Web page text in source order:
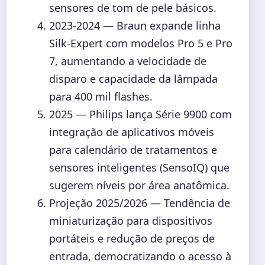
sensores de tom de pele básicos.
2023-2024 — Braun expande linha
Silk-Expert com modelos Pro 5 e Pro
7, aumentando a velocidade de
disparo e capacidade da lâmpada
para 400 mil flashes.
2025 — Philips lança Série 9900 com
integração de aplicativos móveis
para calendário de tratamentos e
sensores inteligentes (SensoIQ) que
sugerem níveis por área anatômica.
Projeção 2025/2026 — Tendência de
miniaturização para dispositivos
portáteis e redução de preços de
entrada, democratizando o acesso à